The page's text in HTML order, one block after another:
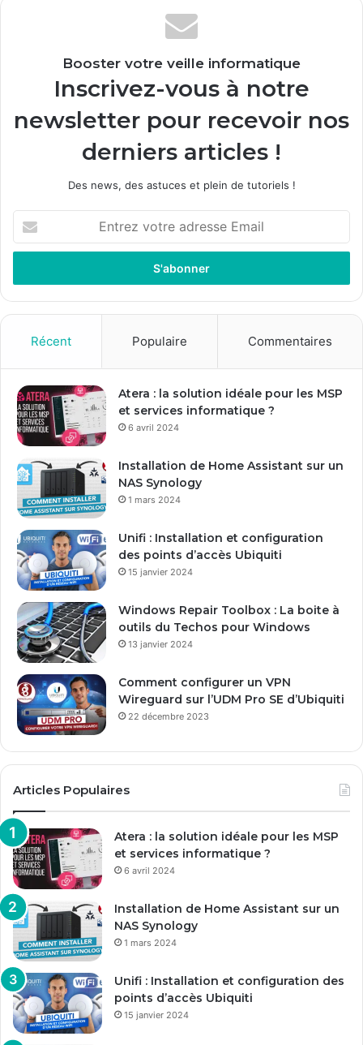
Booster votre veille informatique
Inscrivez-vous à notre
newsletter pour recevoir nos
derniers articles !
Des news, des astuces et plein de tutoriels !
t
e
z
r
e
a
d
s
e
m
a
Récent Populaire Commentaires
Atera : la solution idéale pour les MSP
et services informatique ?
6 avril 2024
Installation de Home Assistant sur un
NAS Synology
1 mars 2024
Unifi : Installation et configuration
des points d’accès Ubiquiti
15 janvier 2024
Windows Repair Toolbox : La boite à
outils du Techos pour Windows
13 janvier 2024
Comment configurer un VPN
Wireguard sur l’UDM Pro SE d’Ubiquiti
22 décembre 2023
Articles Populaires
Atera : la solution idéale pour les MSP
et services informatique ?
6 avril 2024
Installation de Home Assistant sur un
NAS Synology
1 mars 2024
Unifi : Installation et configuration des
points d’accès Ubiquiti
15 janvier 2024